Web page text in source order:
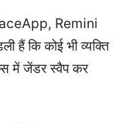
Remini
कि कोई भी व्यक्ति
में जेंडर स्वैप कर